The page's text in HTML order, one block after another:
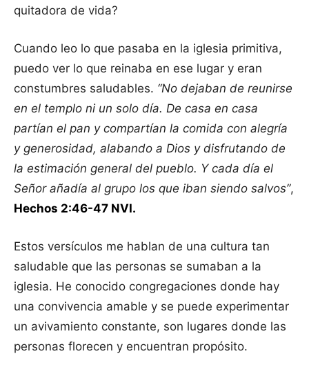
quitadora de vida?
Cuando leo lo que pasaba en la iglesia primitiva,
puedo ver lo que reinaba en ese lugar y eran
constumbres saludables. “No dejaban de reunirse
en el templo ni un solo día. De casa en casa
partían el pan y compartían la comida con alegría
y generosidad, alabando a Dios y disfrutando de
la estimación general del pueblo. Y cada día el
Señor añadía al grupo los que iban siendo salvos”,
Hechos 2:46-47 NVI.
Estos versículos me hablan de una cultura tan
saludable que las personas se sumaban a la
iglesia. He conocido congregaciones donde hay
una convivencia amable y se puede experimentar
un avivamiento constante, son lugares donde las
personas florecen y encuentran propósito.